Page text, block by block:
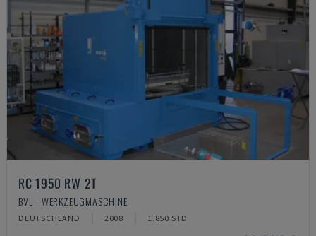
RC 1950 RW 2T
BVL - WERKZEUGMASCHINE
DEUTSCHLAND 2008 1.850 STD